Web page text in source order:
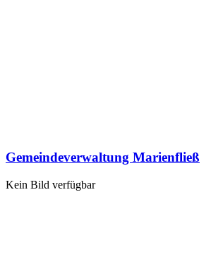
Gemeindeverwaltung Marienfließ
Kein Bild verfügbar